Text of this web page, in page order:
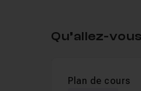
Qu’allez-
Plan de cours